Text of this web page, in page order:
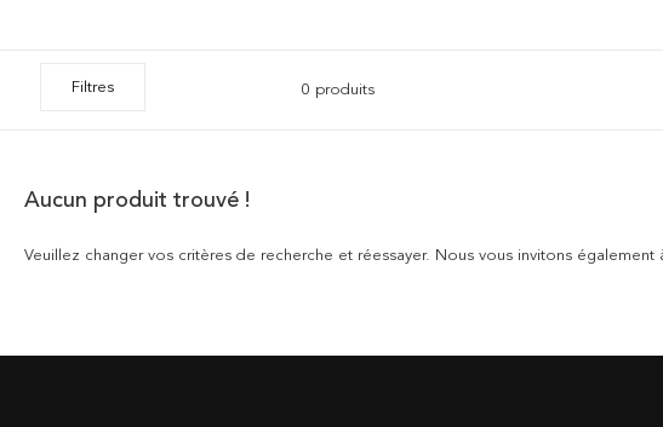
Filtres 0 produits
Aucun produit trouvé !
Veuillez changer vos critères de recherche et réessayer. Nous vous invitons